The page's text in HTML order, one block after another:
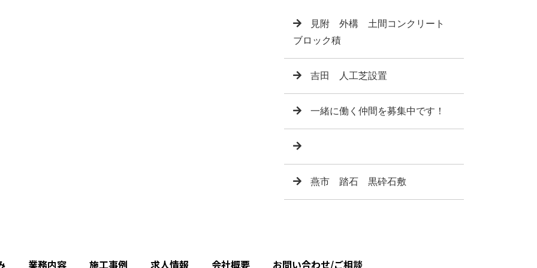
見附 外構 土間コンクリート
ブロック積
吉田 人工芝設置
一緒に働く仲間を募集中です！
燕市 踏石 黒砕石敷
業務内容 施工事例 求人情報 会社概要 お問い合わせ/ご相談